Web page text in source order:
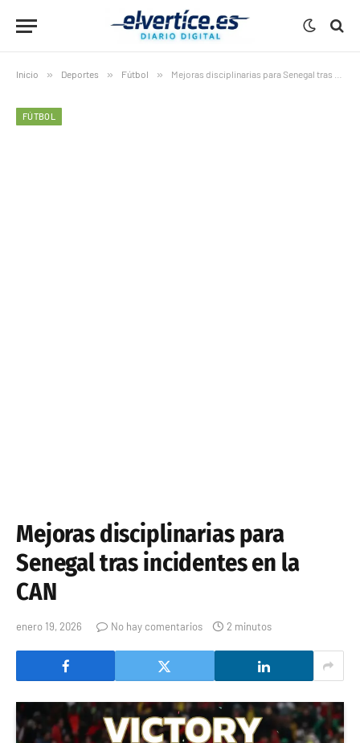
Inicio » Deportes » Fútbol » Mejoras disciplinarias para Senegal tras incidentes en la CAN
FÚTBOL
Mejoras disciplinarias para
Senegal tras incidentes en la
CAN
enero 19, 2026 No hay comentarios 2 minutos